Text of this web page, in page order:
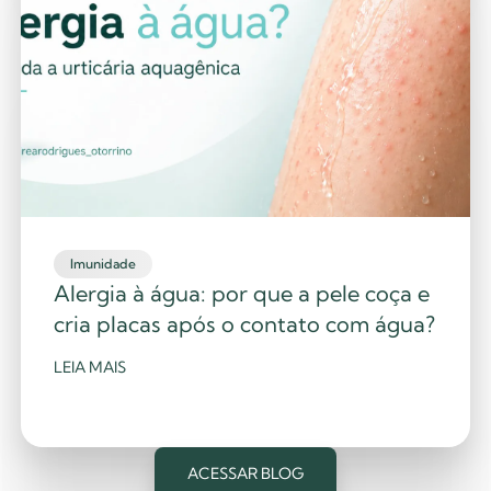
Imunidade
Alergia à água: por que a pele coça e
cria placas após o contato com água?
LEIA MAIS
ACESSAR BLOG